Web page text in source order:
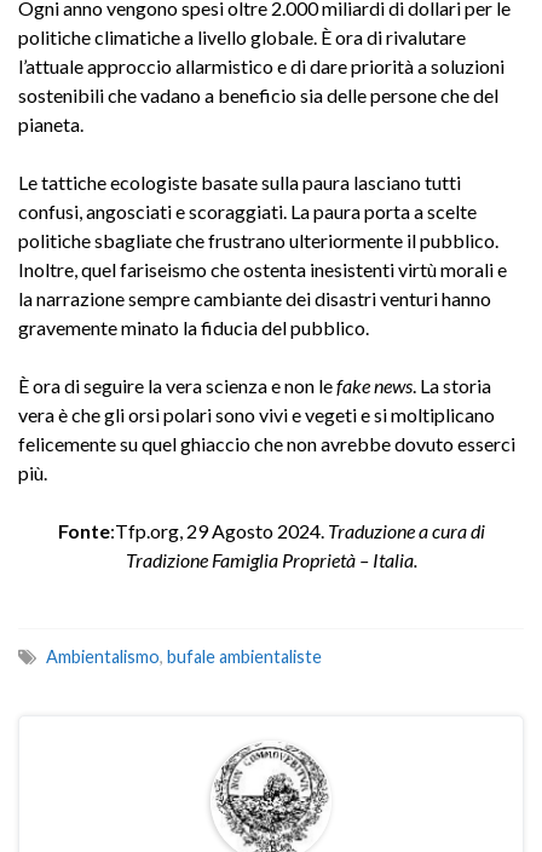
Ogni anno vengono spesi oltre 2.000 miliardi di dollari per le
politiche climatiche a livello globale. È ora di rivalutare
l’attuale approccio allarmistico e di dare priorità a soluzioni
sostenibili che vadano a beneficio sia delle persone che del
pianeta.
Le tattiche ecologiste basate sulla paura lasciano tutti
confusi, angosciati e scoraggiati. La paura porta a scelte
politiche sbagliate che frustrano ulteriormente il pubblico.
Inoltre, quel fariseismo che ostenta inesistenti virtù morali e
la narrazione sempre cambiante dei disastri venturi hanno
gravemente minato la fiducia del pubblico.
È ora di seguire la vera scienza e non lefake news . La storia
vera è che gli orsi polari sono vivi e vegeti e si moltiplicano
felicemente su quel ghiaccio che non avrebbe dovuto esserci
più.
Fonte:Tfp.org, 29 Agosto 2024. Traduzione a cura di
Tradizione Famiglia Proprietà – Italia.
Ambientalismo, bufale ambientaliste